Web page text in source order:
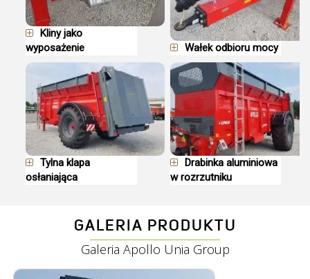
Kliny jako
wyposażenie
Wałek odbioru mocy
Tylna klapa
osłaniająca
Drabinka aluminiowa
w rozrzutniku
GALERIA PRODUKTU
Galeria Apollo Unia Group